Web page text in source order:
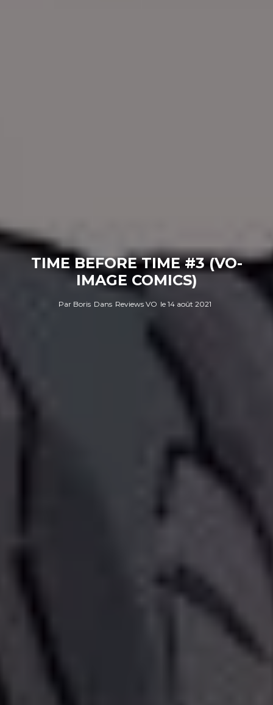
TIME BEFORE TIME #3 (VO-
IMAGE COMICS)
Par Boris Dans Reviews VO le 14 août 2021